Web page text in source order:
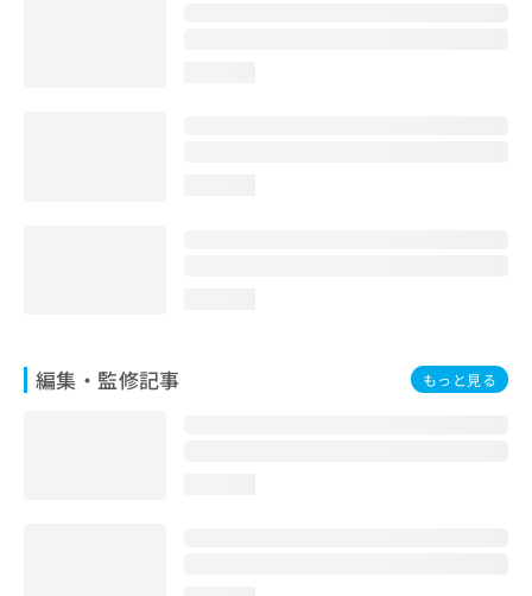
編集・監修記事 もっと見る